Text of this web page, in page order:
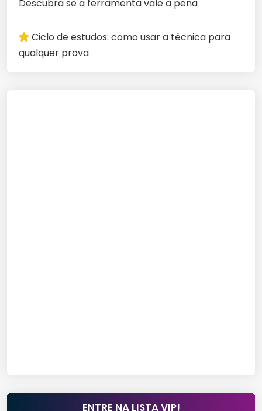
Descubra se a ferramenta vale a pena
Ciclo de estudos: como usar a técnica para
qualquer prova
ENTRE NA LISTA VIP!